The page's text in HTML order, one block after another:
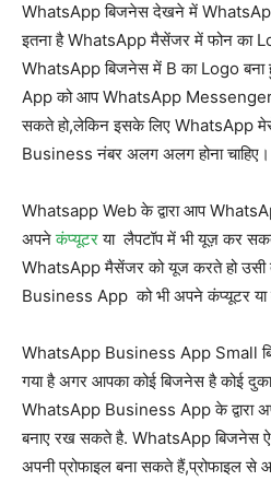
WhatsApp बिजनेस देखने में
इतना है WhatsApp मैसेंजर में फोन का
WhatsApp बिजनेस में B का Logo
App को आप WhatsApp Messenger
सकते हो,लेकिन इसके लिए WhatsApp
Business नंबर अलग अलग होना चाहिए।
Whatsapp Web के द्वारा आप
अपनेकंप्यूटरया लैपटॉप में भी यूज़ कर
WhatsApp मैसेंजर को यूज करते हो
Business App को भी अपने कंप्यूटर
WhatsApp Business App Small
गया है अगर आपका कोई बिजनेस है कोई
WhatsApp Business App के द्वारा
बनाए रख सकते है. WhatsApp बिजनेस
अपनी प्रोफाइल बना सकते